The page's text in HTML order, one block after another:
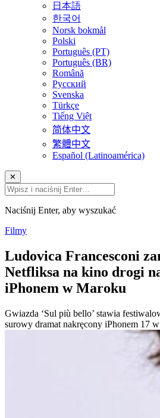
日本語
한국어
Norsk bokmål
Polski
Português (PT)
Português (BR)
Română
Русский
Svenska
Türkçe
Tiếng Việt
简体中文
繁體中文
Español (Latinoamérica)
✕
Naciśnij Enter, aby wyszukać
Filmy
Ludovica Francesconi
Netfliksa na kino drogi
iPhonem w Maroku
Gwiazda ‘Sul più bello’ stawia
surowy dramat nakręcony iPhonem 17